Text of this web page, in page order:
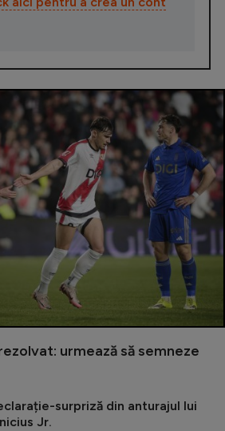
urmează să semneze
surpriză din anturajul lui
Jr.